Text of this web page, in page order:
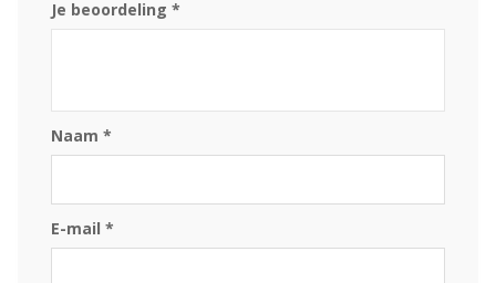
Je beoordeling *
Naam *
E-mail *